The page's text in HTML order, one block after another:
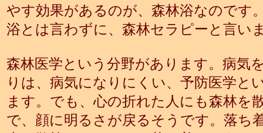
やす効果があるのが、森林浴なのです
浴とは言わずに、森林セラピーと言い
森林医学という分野があります。病気
りは、病気になりにくい、予防医学と
ます。でも、心の折れた人にも森林を
で、顔に明るさが戻るそうです。落ち